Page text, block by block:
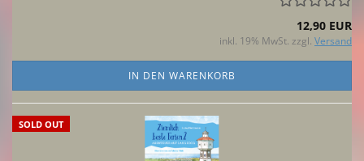
12,90 EUR
inkl. 19% MwSt. zzgl. Versand
IN DEN WARENKORB
SOLD OUT